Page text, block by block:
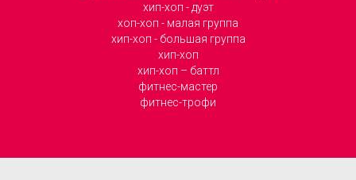
хип-хоп - дуэт
хоп-хоп - малая группа
хип-хоп - большая группа
хип-хоп
хип-хоп – баттл
фитнес-мастер
фитнес-трофи